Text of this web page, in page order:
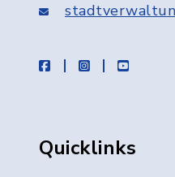
facebookinstagramyoutube
Quicklinks